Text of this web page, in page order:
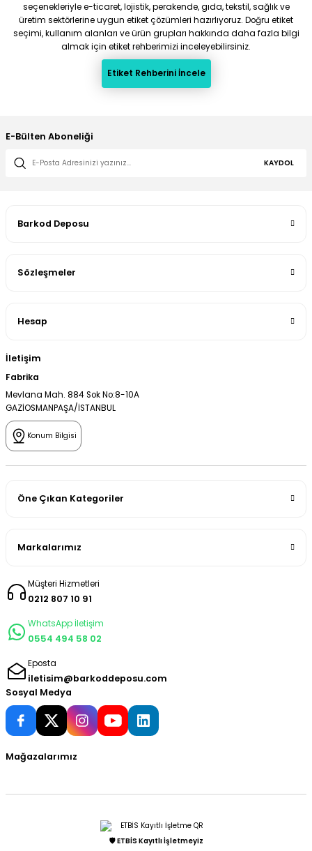
seçenekleriyle e-ticaret, lojistik, perakende, gıda, tekstil, sağlık ve
üretim sektörlerine uygun etiket çözümleri hazırlıyoruz. Doğru etiket
seçimi, kullanım alanları ve ürün grupları hakkında daha fazla bilgi
almak için etiket rehberimizi inceleyebilirsiniz.
Etiket Rehberini İncele
E-Bülten Aboneliği
KAYDOL
Barkod Deposu
Sözleşmeler
Hesap
İletişim
Fabrika
Mevlana Mah. 884 Sok No:8-10A
GAZİOSMANPAŞA/İSTANBUL
Konum Bilgisi
Öne Çıkan Kategoriler
Markalarımız
Müşteri Hizmetleri
0212 807 10 91
WhatsApp İletişim
0554 494 58 02
Eposta
iletisim@barkoddeposu.com
Sosyal Medya
Mağazalarımız
🛡️ ETBİS Kayıtlı İşletmeyiz